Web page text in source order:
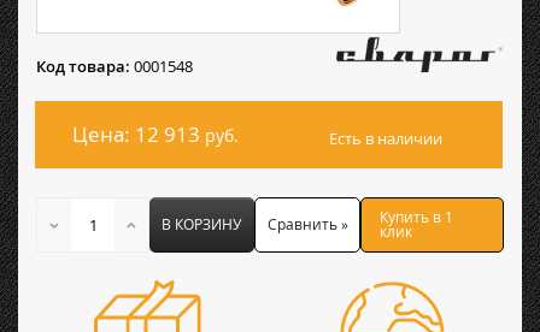
Код товара: 0001548
Цена: 12 913 руб. Есть в наличии
В КОРЗИНУ Сравнить » Купить в 1
клик